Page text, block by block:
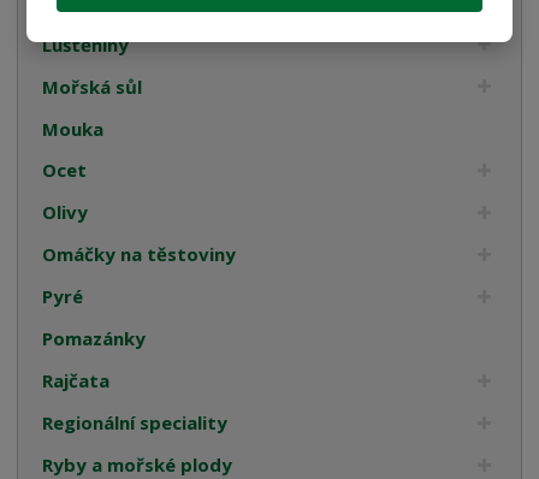
Luštěniny
Mořská sůl
Mouka
Ocet
Olivy
Omáčky na těstoviny
Pyré
Pomazánky
Rajčata
Regionální speciality
Ryby a mořské plody